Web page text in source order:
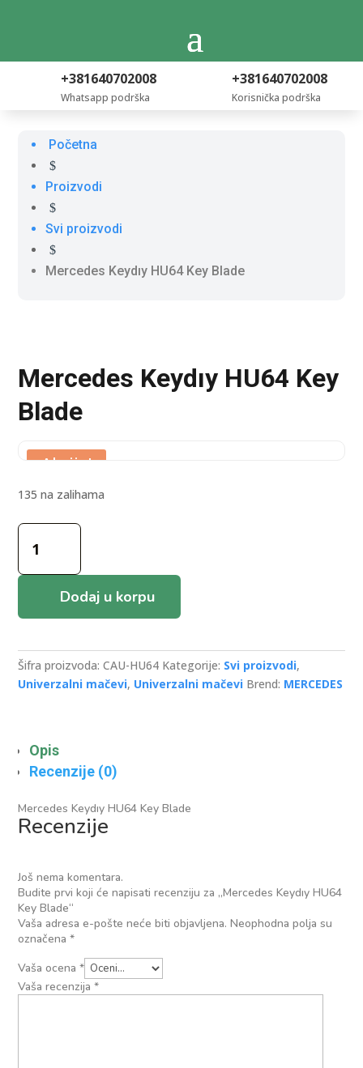
+381640702008
Whatsapp podrška
+381640702008
Korisnička podrška
Početna
$
Proizvodi
$
Svi proizvodi
$
Mercedes Keydıy HU64 Key Blade
Mercedes Keydıy HU64 Key
Blade
Akcija!
135 na zalihama
Mercedes
Keydıy
HU64
količina
Dodaj u korpu
Šifra proizvoda:CAU-HU64 Kategorije: Svi proizvodi,
Univerzalni mačevi, Univerzalni mačevi Brend: MERCEDES
Opis
Recenzije (0)
Mercedes Keydıy HU64 Key Blade
Recenzije
Još nema komentara.
Budite prvi koji će napisati recenziju za „Mercedes Keydıy HU64
Key Blade“
Vaša adresa e-pošte neće biti objavljena. Neophodna polja su
označena*
Vaša ocena*
Vaša recenzija*